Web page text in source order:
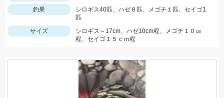
釣果
シロギス40匹、ハゼ８匹、メゴチ１匹、セイゴ1
匹
サイズ
シロギス～17cm、ハゼ10cm程、メゴチ１０㎝
程、セイゴ１５ｃｍ程